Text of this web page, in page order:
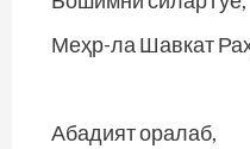
Меҳр-ла Шавкат
Абадият оралаб,